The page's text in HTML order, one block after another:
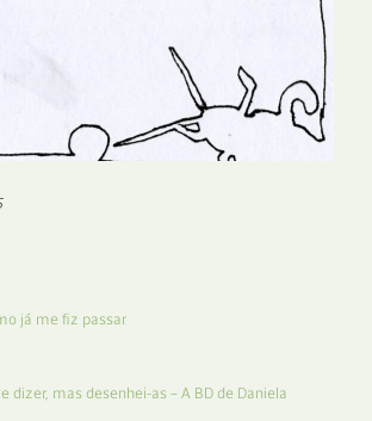
já me fiz passar
dizer, mas desenhei-as – A BD de Daniela